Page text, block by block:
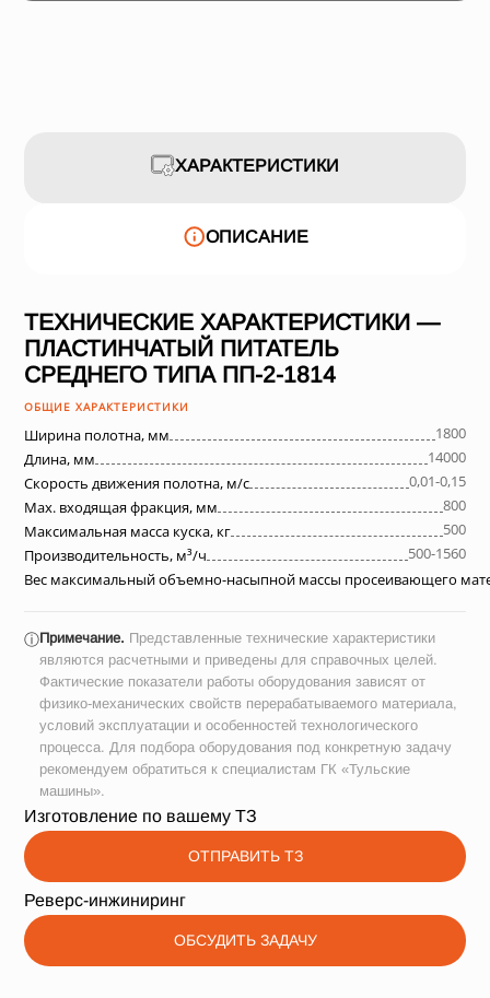
ХАРАКТЕРИСТИКИ
ОПИСАНИЕ
ТЕХНИЧЕСКИЕ ХАРАКТЕРИСТИКИ —
ПЛАСТИНЧАТЫЙ ПИТАТЕЛЬ
СРЕДНЕГО ТИПА ПП-2-1814
ОБЩИЕ ХАРАКТЕРИСТИКИ
Ширина полотна, мм
1800
Длина, мм
14000
Скорость движения полотна, м/с
0,01-0,15
Max. входящая фракция, мм
800
Максимальная масса куска, кг
500
Производительность, м³/ч
500-1560
Вес максимальный объемно-насыпной массы просеивающего
ⓘПримечание. Представленные технические характеристики
являются расчетными и приведены для справочных целей.
Фактические показатели работы оборудования зависят от
физико-механических свойств перерабатываемого материала,
условий эксплуатации и особенностей технологического
процесса. Для подбора оборудования под конкретную задачу
рекомендуем обратиться к специалистам ГК «Тульские
машины».
Изготовление по вашему ТЗ
ОТПРАВИТЬ ТЗ
Реверс-инжиниринг
ОБСУДИТЬ ЗАДАЧУ